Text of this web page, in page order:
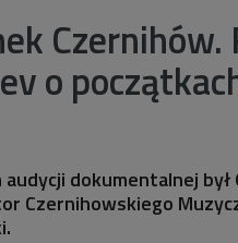
o
dokumentalnej
Czernihowskiego